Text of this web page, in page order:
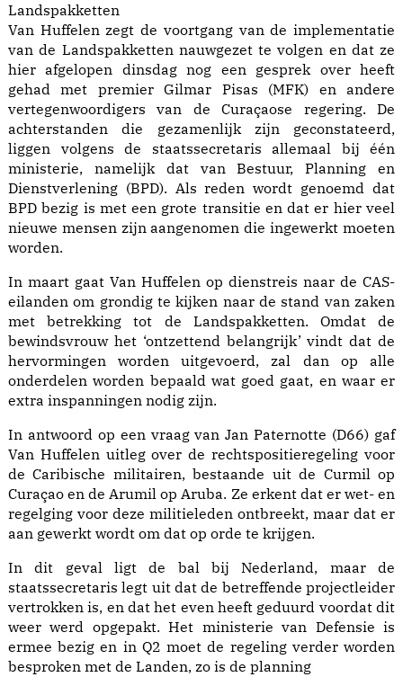
Landspakketten
Van Huffelen zegt de voortgang van de implementatie
van de Landspakketten nauwgezet te volgen en dat ze
hier afgelopen dinsdag nog een gesprek over heeft
gehad met premier Gilmar Pisas (MFK) en andere
vertegenwoordigers van de Curaçaose regering. De
achterstanden die gezamenlijk zijn geconstateerd,
liggen volgens de staatssecretaris allemaal bij één
ministerie, namelijk dat van Bestuur, Planning en
Dienstverlening (BPD). Als reden wordt genoemd dat
BPD bezig is met een grote transitie en dat er hier veel
nieuwe mensen zijn aangenomen die ingewerkt moeten
worden.
In maart gaat Van Huffelen op dienstreis naar de CAS-
eilanden om grondig te kijken naar de stand van zaken
met betrekking tot de Landspakketten. Omdat de
bewindsvrouw het ‘ontzettend belangrijk’ vindt dat de
hervormingen worden uitgevoerd, zal dan op alle
onderdelen worden bepaald wat goed gaat, en waar er
extra inspanningen nodig zijn.
In antwoord op een vraag van Jan Paternotte (D66) gaf
Van Huffelen uitleg over de rechtspositieregeling voor
de Caribische militairen, bestaande uit de Curmil op
Curaçao en de Arumil op Aruba. Ze erkent dat er wet- en
regelging voor deze militieleden ontbreekt, maar dat er
aan gewerkt wordt om dat op orde te krijgen.
In dit geval ligt de bal bij Nederland, maar de
staatssecretaris legt uit dat de betreffende projectleider
vertrokken is, en dat het even heeft geduurd voordat dit
weer werd opgepakt. Het ministerie van Defensie is
ermee bezig en in Q2 moet de regeling verder worden
besproken met de Landen, zo is de planning